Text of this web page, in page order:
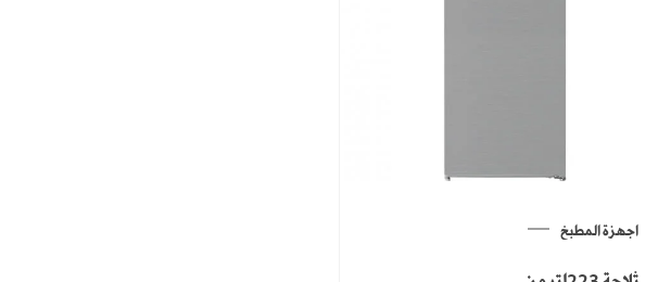
اجهزة المطبخ